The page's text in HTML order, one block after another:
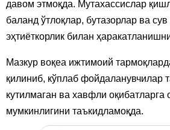
давом этмоқда. Мутахассислар
баланд ўтлоқлар, бутазорлар ва
эҳтиёткорлик билан
Мазкур воқеа ижтимоий
қилиниб, кўплаб фойдаланувчилар
кутилмаган ва хавфли оқибатларга
мумкинлигини таъкидламоқда.